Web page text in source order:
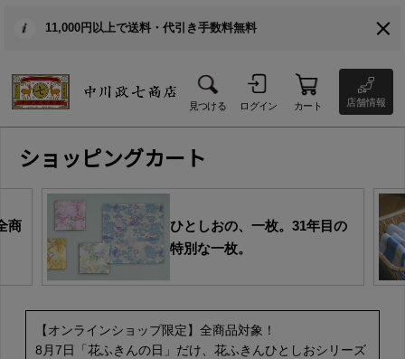
11,000円以上で送料・代引き手数料無料
見つける ログイン カート 店舗情報
ショッピングカート
商
ひとしおの、一枚。31年目の
特別な一枚。
【オンラインショップ限定】全商品対象！
8月7日「花ふきんの日」だけ、花ふきんひとしおシリーズ